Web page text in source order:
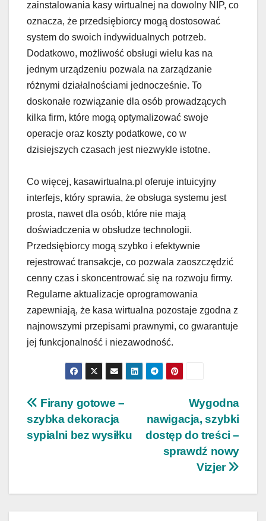
zainstalowania kasy wirtualnej na dowolny NIP, co
oznacza, że przedsiębiorcy mogą dostosować
system do swoich indywidualnych potrzeb.
Dodatkowo, możliwość obsługi wielu kas na
jednym urządzeniu pozwala na zarządzanie
różnymi działalnościami jednocześnie. To
doskonałe rozwiązanie dla osób prowadzących
kilka firm, które mogą optymalizować swoje
operacje oraz koszty podatkowe, co w
dzisiejszych czasach jest niezwykle istotne.
Co więcej, kasawirtualna.pl oferuje intuicyjny
interfejs, który sprawia, że obsługa systemu jest
prosta, nawet dla osób, które nie mają
doświadczenia w obsłudze technologii.
Przedsiębiorcy mogą szybko i efektywnie
rejestrować transakcje, co pozwala zaoszczędzić
cenny czas i skoncentrować się na rozwoju firmy.
Regularne aktualizacje oprogramowania
zapewniają, że kasa wirtualna pozostaje zgodna z
najnowszymi przepisami prawnymi, co gwarantuje
jej funkcjonalność i niezawodność.
Nawigacja
wpisu
Wygodna
nawigacja, szybki
dostęp do treści –
sprawdź nowy
Vizjer
Firany gotowe –
szybka dekoracja
sypialni bez wysiłku